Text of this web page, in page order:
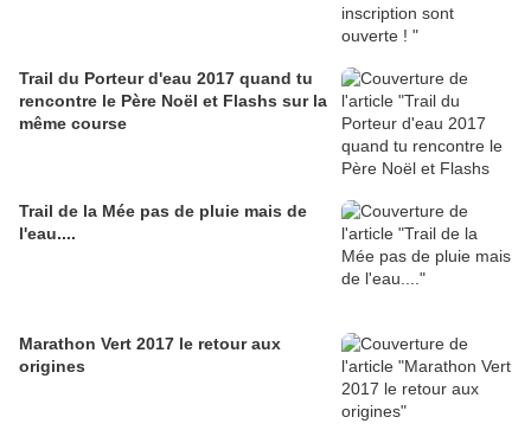
Trail du Porteur d'eau 2017 quand tu
rencontre le Père Noël et Flashs sur la
même course
Trail de la Mée pas de pluie mais de
l'eau....
Marathon Vert 2017 le retour aux
origines